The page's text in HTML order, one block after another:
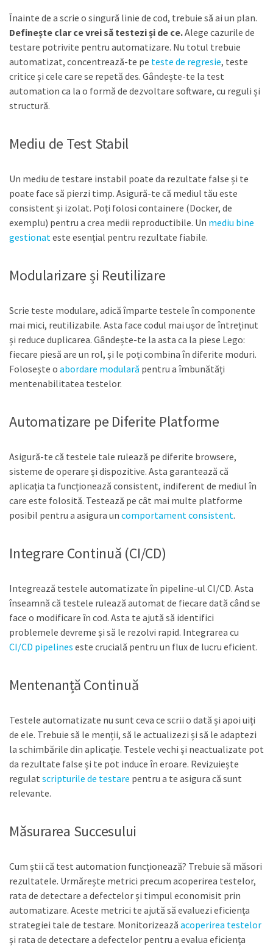
Înainte de a scrie o singură linie de cod, trebuie să ai un plan.
Definește clar ce vrei să testezi și de ce.Alege cazurile de
testare potrivite pentru automatizare. Nu totul trebuie
automatizat, concentrează-te pe teste de regresie, teste
critice și cele care se repetă des. Gândește-te la test
automation ca la o formă de dezvoltare software, cu reguli și
structură.
Mediu de Test Stabil
Un mediu de testare instabil poate da rezultate false și te
poate face să pierzi timp. Asigură-te că mediul tău este
consistent și izolat. Poți folosi containere (Docker, de
exemplu) pentru a crea medii reproductibile. Un mediu bine
gestionateste esențial pentru rezultate fiabile.
Modularizare și Reutilizare
Scrie teste modulare, adică împarte testele în componente
mai mici, reutilizabile. Asta face codul mai ușor de întreținut
și reduce duplicarea. Gândește-te la asta ca la piese Lego:
fiecare piesă are un rol, și le poți combina în diferite moduri.
Folosește o abordare modulară pentru a îmbunătăți
mentenabilitatea testelor.
Automatizare pe Diferite Platforme
Asigură-te că testele tale rulează pe diferite browsere,
sisteme de operare și dispozitive. Asta garantează că
aplicația ta funcționează consistent, indiferent de mediul în
care este folosită. Testează pe cât mai multe platforme
posibil pentru a asigura un comportament consistent.
Integrare Continuă (CI/CD)
Integrează testele automatizate în pipeline-ul CI/CD. Asta
înseamnă că testele rulează automat de fiecare dată când se
face o modificare în cod. Asta te ajută să identifici
problemele devreme și să le rezolvi rapid. Integrarea cu
CI/CD pipelines este crucială pentru un flux de lucru eficient.
Mentenanță Continuă
Testele automatizate nu sunt ceva ce scrii o dată și apoi uiți
de ele. Trebuie să le menții, să le actualizezi și să le adaptezi
la schimbările din aplicație. Testele vechi și neactualizate pot
da rezultate false și te pot induce în eroare. Revizuiește
regulat scripturile de testare pentru a te asigura că sunt
relevante.
Măsurarea Succesului
Cum știi că test automation funcționează? Trebuie să măsori
rezultatele. Urmărește metrici precum acoperirea testelor,
rata de detectare a defectelor și timpul economisit prin
automatizare. Aceste metrici te ajută să evaluezi eficiența
strategiei tale de testare. Monitorizează acoperirea testelor
și rata de detectare a defectelor pentru a evalua eficiența